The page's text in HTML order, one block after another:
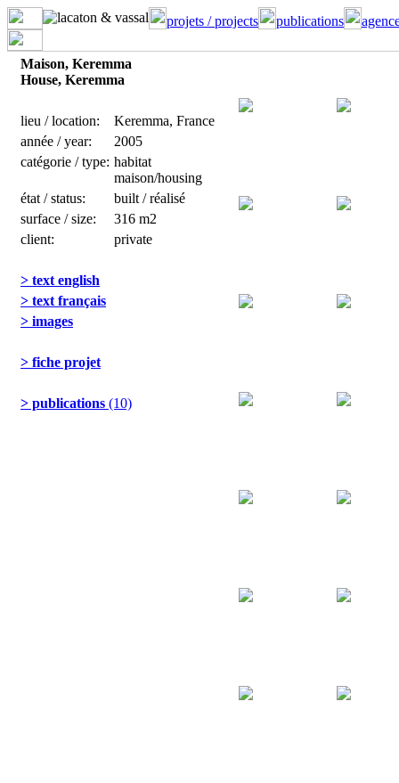
projets / projects publications
Maison, Keremma
House, Keremma
lieu / location:
Keremma, France
année / year:
2005
catégorie / type: habitat
maison/housing
état / status:
built / réalisé
surface / size:
316 m2
client:
private
> text english
> text français
> images
> fiche projet
> publications (10)